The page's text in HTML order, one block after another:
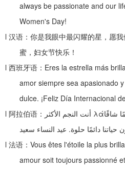
always be passionate and our
Women's Day!
l 汉语：你是我眼中最闪耀的星，愿
蜜，妇女节快乐！
l 西班牙语： Eres la estrella más
amor siempre sea apasionado
dulce. ¡Feliz Día Internacional
l 阿拉伯语： λάشاقًا
حياتنا دائمًا حلوة. عيد النساء سعيد
l 法语： Vous êtes l'étoile la plus
amour soit toujours passionné